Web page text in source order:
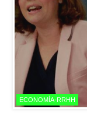
ECONOMÍA-RRHH